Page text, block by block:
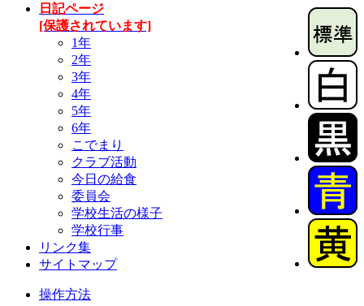
日記ページ
[保護されています]
1年
2年
3年
4年
5年
6年
こでまり
クラブ活動
今日の給食
委員会
学校生活の様子
学校行事
リンク集
サイトマップ
操作方法